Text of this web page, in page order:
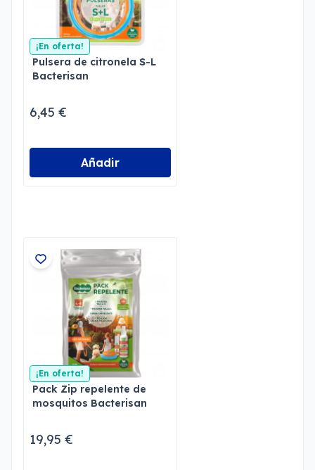
¡En oferta!
Pulsera de citronela S-L
Bacterisan
6,45 €
Añadir
¡En oferta!
Pack Zip repelente de
mosquitos Bacterisan
19,95 €